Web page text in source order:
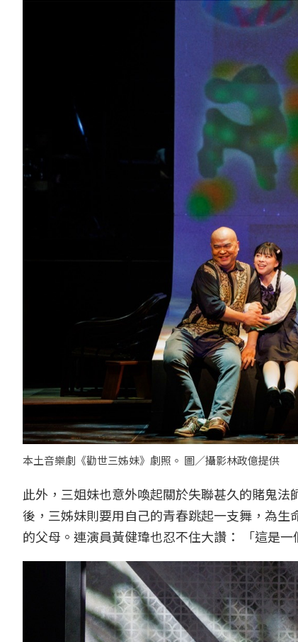
本土音樂劇《勸世三姊妹》劇照。 圖／攝影林政億提供
此外，三姐妹也意外喚起關於失聯甚久的賭鬼
後，三姊妹則要用自己的青春跳起一支舞，為
的父母。連演員黃健瑋也忍不住大讚： 「這是一